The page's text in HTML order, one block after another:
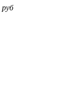
руб